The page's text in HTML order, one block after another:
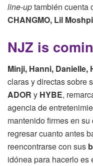
line-uptambién cuenta
CHANGMO, Lil
NJZ is
Minji, Hanni, Danielle,
claras y directas sobre
ADOR y HYBE,
agencia de
mantenido firmes en
regresar cuanto antes
reencontrarse con sus
idónea para hacerlo es